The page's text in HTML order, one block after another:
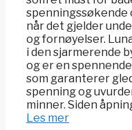
spenningssøkende
når det gjelder
og fornøyelser.
i den sjarmerende
og er en
som garanterer
spenning og
minner. Siden
Les mer